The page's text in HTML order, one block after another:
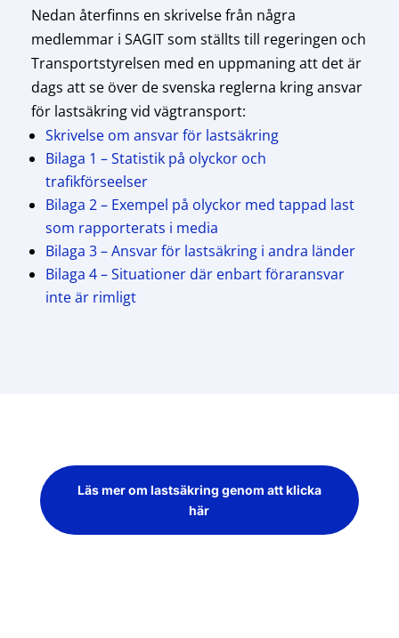
Nedan återfinns en skrivelse från några
medlemmar i SAGIT som ställts till regeringen och
Transportstyrelsen med en uppmaning att det är
dags att se över de svenska reglerna kring ansvar
för lastsäkring vid vägtransport:
Skrivelse om ansvar för lastsäkring
Bilaga 1 – Statistik på olyckor och
trafikförseelser
Bilaga 2 – Exempel på olyckor med tappad last
som rapporterats i media
Bilaga 3 – Ansvar för lastsäkring i andra länder
Bilaga 4 – Situationer där enbart föraransvar
inte är rimligt
Läs mer om lastsäkring genom att klicka
här